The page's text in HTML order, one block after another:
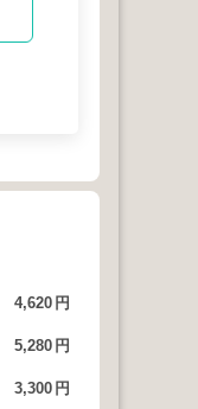
4,620 円
5,280 円
3,300 円